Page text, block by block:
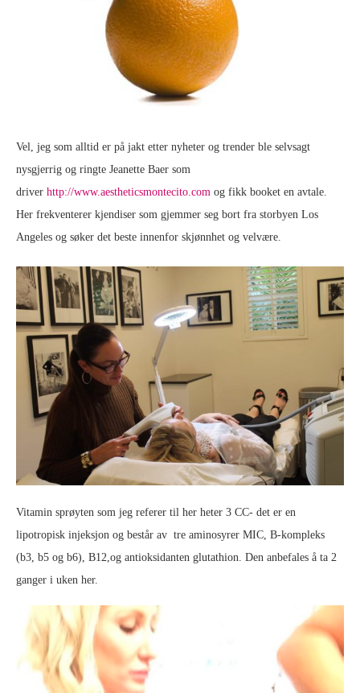
Vel, jeg som alltid er på jakt etter nyheter og trender ble selvsagt
nysgjerrig og ringte Jeanette Baer som
driver http://www.aestheticsmontecito.com og fikk booket en avtale.
Her frekventerer kjendiser som gjemmer seg bort fra storbyen Los
Angeles og søker det beste innenfor skjønnhet og velvære.
Vitamin sprøyten som jeg referer til her heter 3 CC- det er en
lipotropisk injeksjon og består av tre aminosyrer MIC, B-kompleks
(b3, b5 og b6), B12,og antioksidanten glutathion. Den anbefales å ta 2
ganger i uken her.